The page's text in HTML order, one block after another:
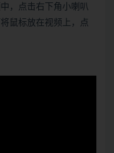
，点击右下角小喇叭
鼠标放在视频上，点